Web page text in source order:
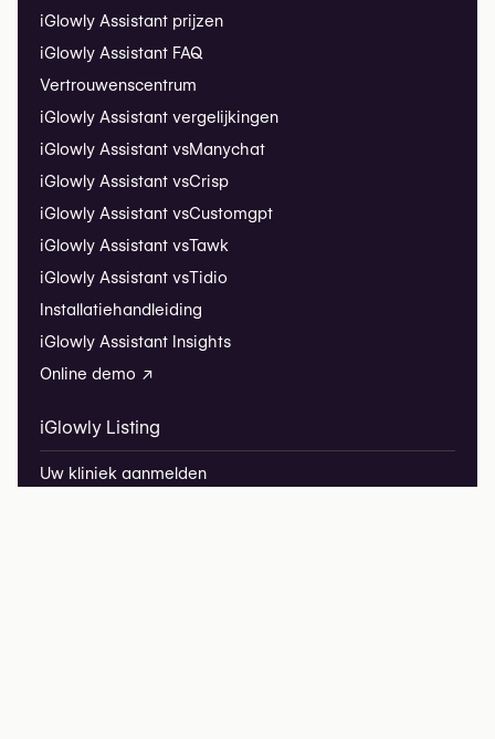
iGlowly Assistant prijzen
iGlowly Assistant FAQ
Vertrouwenscentrum
iGlowly Assistant vergelijkingen
iGlowly Assistant vsManychat
iGlowly Assistant vsCrisp
iGlowly Assistant vsCustomgpt
iGlowly Assistant vsTawk
iGlowly Assistant vsTidio
Installatiehandleiding
iGlowly Assistant Insights
Online demo ↗
iGlowly Listing
Uw kliniek aanmelden